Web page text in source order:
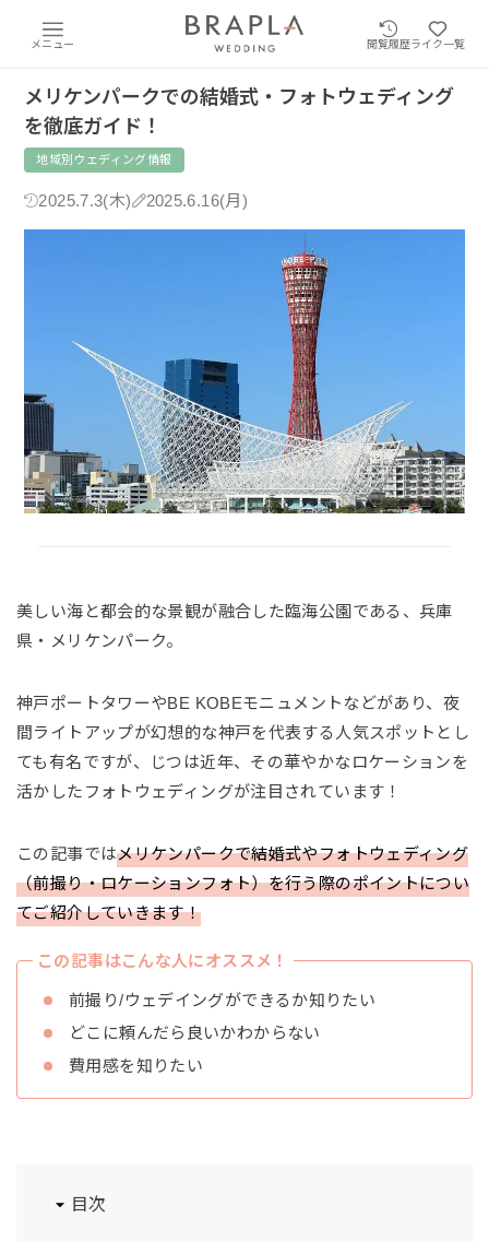
メニュー 閲覧履歴ライク一覧
メリケンパークでの結婚式・フォトウェディング
を徹底ガイド！
地域別ウェディング情報
2025.7.3(木) 2025.6.16(月)
美しい海と都会的な景観が融合した臨海公園である、兵庫
県・メリケンパーク。
神戸ポートタワーやBE KOBEモニュメントなどがあり、夜
間ライトアップが幻想的な神戸を代表する人気スポットとし
ても有名ですが、じつは近年、その華やかなロケーションを
活かしたフォトウェディングが注目されています！
この記事ではメリケンパークで結婚式やフォトウェディング
（前撮り・ロケーションフォト）を行う際のポイントについ
てご紹介していきます！
この記事はこんな人にオススメ！
前撮り/ウェデイングができるか知りたい
どこに頼んだら良いかわからない
費用感を知りたい
目次